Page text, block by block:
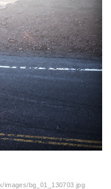
images/bg_01_130703.jpg